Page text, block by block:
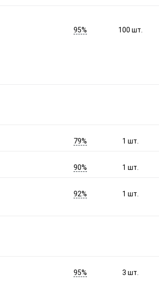
95% 100шт.
79% 1шт.
90% 1шт.
92% 1шт.
95% 3шт.